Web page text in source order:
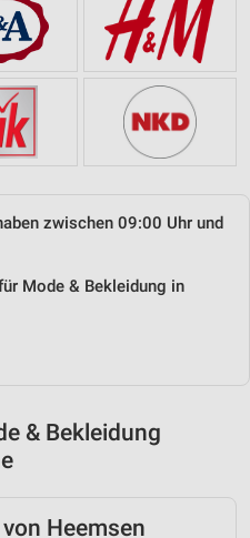
zwischen 09:00 Uhr und
Mode & Bekleidung in
& Bekleidung
Heemsen